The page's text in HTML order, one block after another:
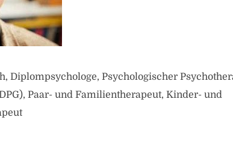
Diplompsychologe, Psychologischer
Paar- und Familientherapeut, Kinder- und